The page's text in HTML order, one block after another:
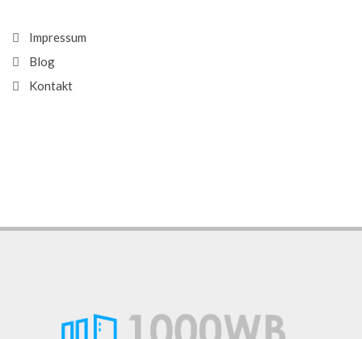
Impressum
Blog
Kontakt